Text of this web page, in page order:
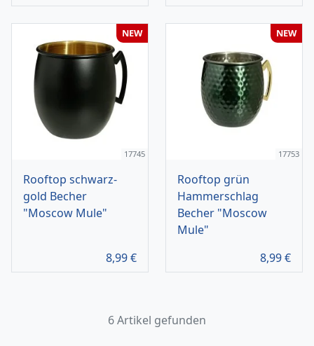
17745
Rooftop schwarz-
gold Becher
"Moscow Mule"
8,99€
NEW
17753
Rooftop grün
Hammerschlag
Becher "Moscow
Mule"
8,99€
NEW
6 Artikel gefunden